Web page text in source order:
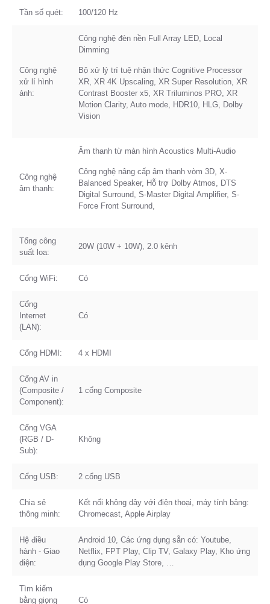
Tần số quét: 100/120 Hz
Công nghệ
xử lí hình
ảnh:
Công nghệ đèn nền Full Array LED, Local
Dimming
Bộ xử lý trí tuệ nhận thức Cognitive Processor
XR, XR 4K Upscaling, XR Super Resolution, XR
Contrast Booster x5, XR Triluminos PRO, XR
Motion Clarity, Auto mode, HDR10, HLG, Dolby
Vision
Công nghệ
âm thanh:
Âm thanh từ màn hình Acoustics Multi-Audio
Công nghệ nâng cấp âm thanh vòm 3D, X-
Balanced Speaker, Hỗ trợ Dolby Atmos, DTS
Digital Surround, S-Master Digital Amplifier, S-
Force Front Surround,
Tổng công
suất loa:
20W (10W + 10W), 2.0 kênh
Cổng WiFi: Có
Cổng
Internet
(LAN):
Có
Cổng HDMI: 4 x HDMI
Cổng AV in
(Composite /
Component):
1 cổng Composite
Cổng VGA
(RGB / D-
Sub):
Không
Cổng USB: 2 cổng USB
Chia sẻ
thông minh:
Kết nối không dây với điện thoại, máy tính bảng:
Chromecast, Apple Airplay
Hệ điều
hành - Giao
diện:
Android 10, Các ứng dụng sẵn có: Youtube,
Netflix, FPT Play, Clip TV, Galaxy Play, Kho ứng
dụng Google Play Store, …
Tìm kiếm
bằng giọng
Có